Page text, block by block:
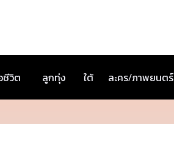
ชีวิต ลูกทุ่ง ใต้ ละคร/ภาพยนตร์